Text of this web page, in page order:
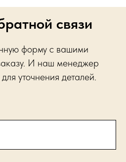
связи
форму с вашими
И наш менеджер
уточнения деталей.